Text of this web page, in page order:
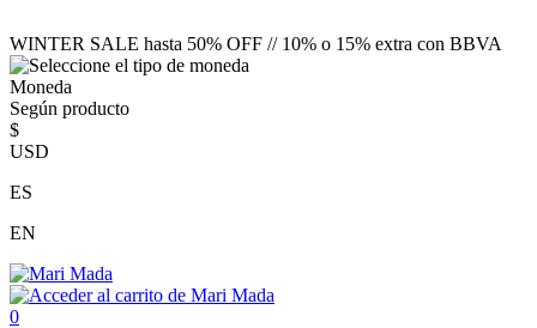
WINTER SALE hasta 50% OFF // 10% o 15% extra con BBVA
Moneda
Según producto
$
USD
ES
EN
0